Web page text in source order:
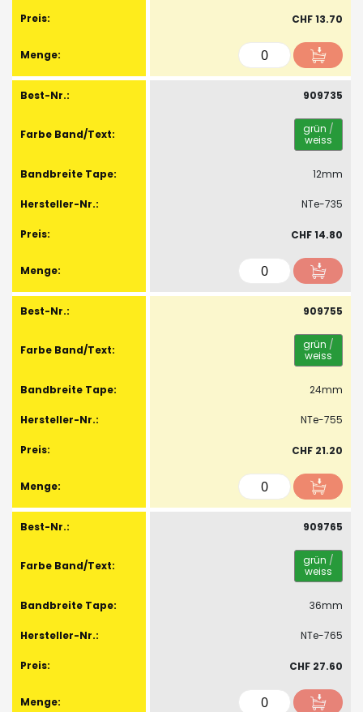
CHF 13.70
909735
grün /
weiss
12mm
NTe-735
CHF 14.80
909755
grün /
weiss
24mm
NTe-755
CHF 21.20
909765
grün /
weiss
36mm
NTe-765
CHF 27.60